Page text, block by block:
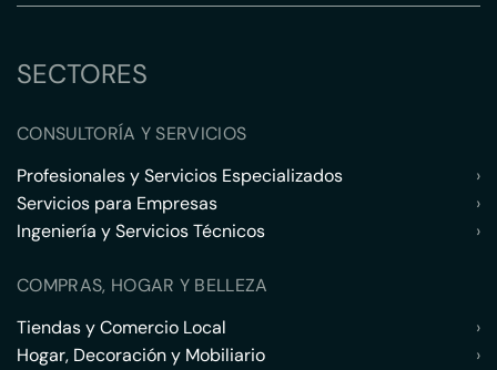
SECTORES
CONSULTORÍA Y SERVICIOS
Profesionales y Servicios Especializados
›
Servicios para Empresas
›
Ingeniería y Servicios Técnicos
›
COMPRAS, HOGAR Y BELLEZA
Tiendas y Comercio Local
›
Hogar, Decoración y Mobiliario
›